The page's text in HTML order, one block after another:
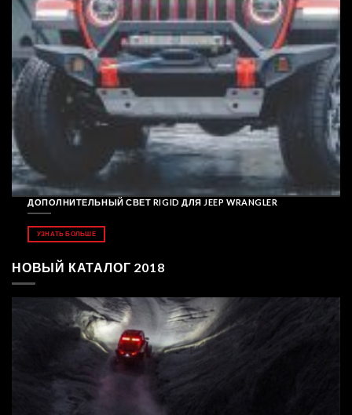
ДОПОЛНИТЕЛЬНЫЙ СВЕТ RIGID ДЛЯ JEEP WRANGLER
УЗНАТЬ БОЛЬШЕ
НОВЫЙ КАТАЛОГ 2018